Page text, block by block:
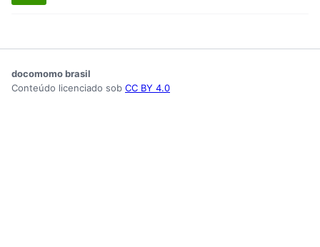
docomomo brasil
Conteúdo licenciado sob CC BY 4.0